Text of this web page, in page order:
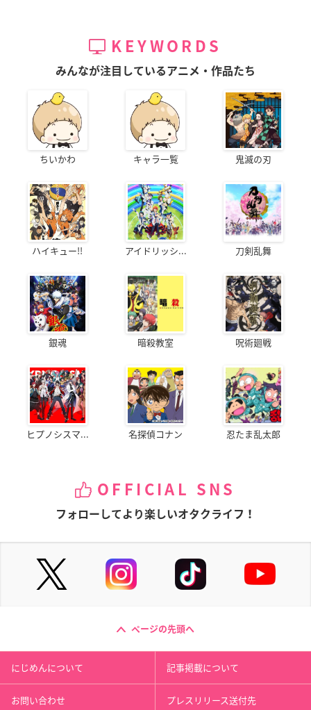
KEYWORDS
みんなが注目しているアニメ・作品たち
ちいかわ キャラ一覧 鬼滅の刃
ハイキュー!! アイドリッシ... 刀剣乱舞
銀魂 暗殺教室 呪術廻戦
ヒプノシスマ... 名探偵コナン 忍たま乱太郎
OFFICIAL SNS
フォローしてより楽しいオタクライフ！
ページの先頭へ
にじめんについて 記事掲載について
お問い合わせ プレスリリース送付先